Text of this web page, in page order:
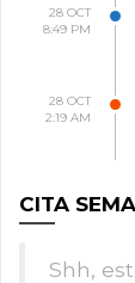
28 OCT
8:49 PM
28 OCT
2:19 AM
CITA
Shh,